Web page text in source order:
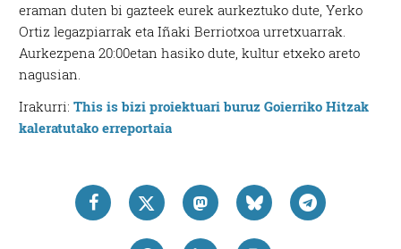
eraman duten bi gazteek eurek aurkeztuko dute, Yerko
Ortiz legazpiarrak eta Iñaki Berriotxoa urretxuarrak.
Aurkezpena 20:00etan hasiko dute, kultur etxeko areto
nagusian.
Irakurri:This is bizi proiektuari buruz Goierriko Hitzak
kaleratutako erreportaia